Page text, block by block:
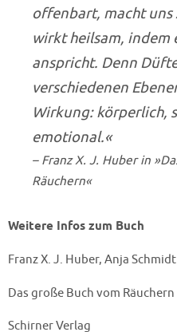
offenbart, macht
wirkt heilsam, indem
anspricht. Denn
verschiedenen
Wirkung: körperlich,
emotional.«
– Franz X. J. Huber in
Räuchern«
Weitere Infos zum Buch
Franz X. J. Huber, Anja Schmidt
Das große Buch vom Räuchern
Schirner Verlag